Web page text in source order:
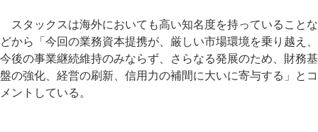
スタックスは海外においても高い知名度を持っていることな
どから「今回の業務資本提携が、厳しい市場環境を乗り越え、
今後の事業継続維持のみならず、さらなる発展のため、財務基
盤の強化、経営の刷新、信用力の補間に大いに寄与する」とコ
メントしている。